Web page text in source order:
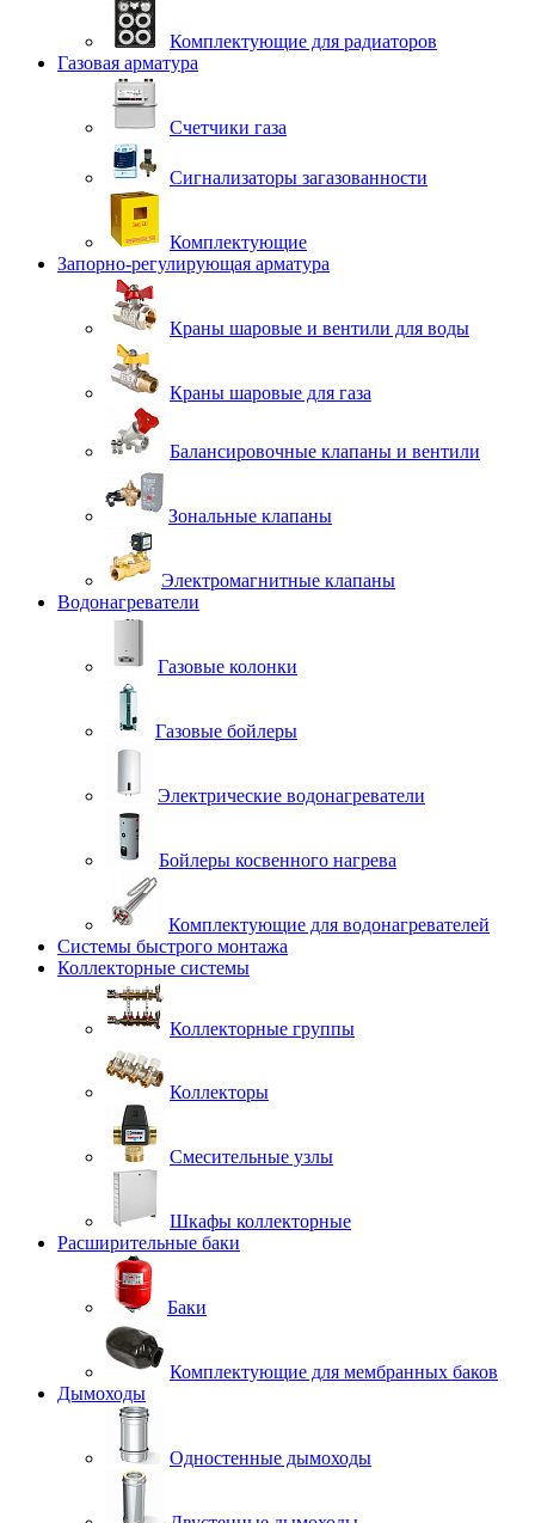
Комплектующие для радиаторов
Газовая арматура
Счетчики газа
Сигнализаторы загазованности
Комплектующие
Запорно-регулирующая арматура
Краны шаровые и вентили для воды
Краны шаровые для газа
Балансировочные клапаны и вентили
Зональные клапаны
Электромагнитные клапаны
Водонагреватели
Газовые колонки
Газовые бойлеры
Электрические водонагреватели
Бойлеры косвенного нагрева
Комплектующие для водонагревателей
Системы быстрого монтажа
Коллекторные системы
Коллекторные группы
Коллекторы
Смесительные узлы
Шкафы коллекторные
Расширительные баки
Баки
Комплектующие для мембранных баков
Дымоходы
Одностенные дымоходы